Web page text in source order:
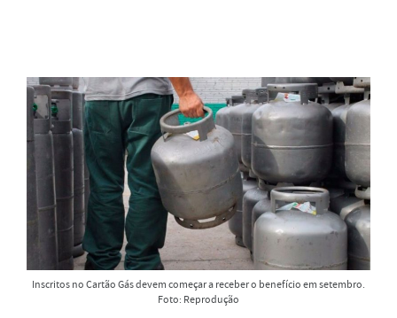
Inscritos no Cartão Gás devem começar a receber o benefício em setembro.
Foto: Reprodução